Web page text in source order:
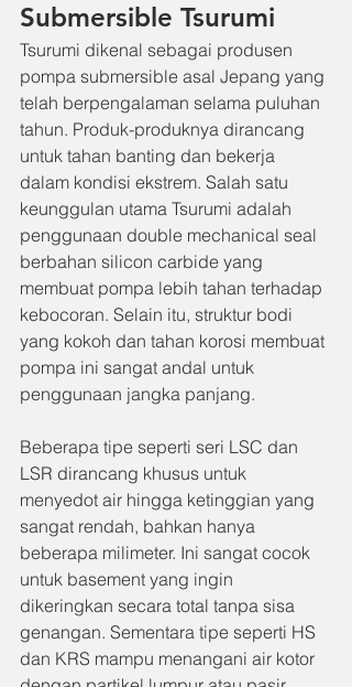
Submersible Tsurumi
Tsurumi dikenal sebagai produsen
pompa submersible asal Jepang yang
telah berpengalaman selama puluhan
tahun. Produk-produknya dirancang
untuk tahan banting dan bekerja
dalam kondisi ekstrem. Salah satu
keunggulan utama Tsurumi adalah
penggunaan double mechanical seal
berbahan silicon carbide yang
membuat pompa lebih tahan terhadap
kebocoran. Selain itu, struktur bodi
yang kokoh dan tahan korosi membuat
pompa ini sangat andal untuk
penggunaan jangka panjang.
Beberapa tipe seperti seri LSC dan
LSR dirancang khusus untuk
menyedot air hingga ketinggian yang
sangat rendah, bahkan hanya
beberapa milimeter. Ini sangat cocok
untuk basement yang ingin
dikeringkan secara total tanpa sisa
genangan. Sementara tipe seperti HS
dan KRS mampu menangani air kotor